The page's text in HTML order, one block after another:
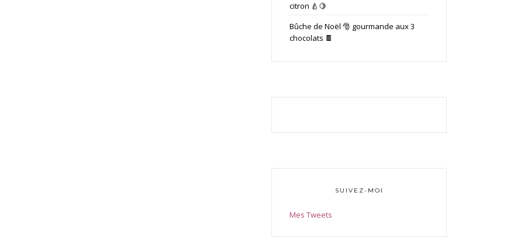
citron 🍐🍋
Bûche de Noël 🎅 gourmande aux 3
chocolats 🍫
SUIVEZ-MOI
Mes Tweets